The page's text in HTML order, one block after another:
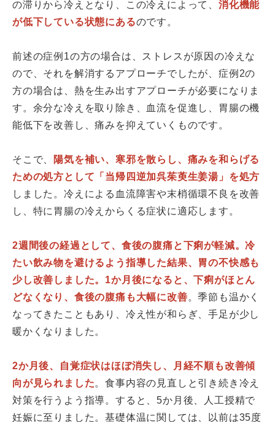
の滞りから冷えとなり、この冷えによって、 消化機能
が低下している状態にあるのです。
前述の症例1の方の場合は、ストレスが原因の冷えな
ので、それを解消するアプローチでしたが、症例2の
方の場合は、熱を生み出すアプローチが必要になりま
す。余分な冷えを取り除き、血流を促進し、胃腸の機
能低下を改善し、痛みを抑えていくものです。
そこで、
陽気を補い、寒邪を散らし、痛みを和らげる
ための処方として「当帰四逆加呉茱萸生姜湯」を処方
しました。冷えによる血流障害や末梢循環不良を改善
し、特に胃腸の冷えからくる症状に適応します。
2週間後の経過として、食後の腹痛と下痢が軽減。冷
たい飲み物を避けるよう指導した結果、胃の不快感も
少し改善しました。1か月後になると、下痢がほとん
どなくなり、食後の腹痛も大幅に改善。季節も温かく
なってきたこともあり、冷え性が和らぎ、手足が少し
暖かくなりました。
2か月後、自覚症状はほぼ消失し、月経不順も改善傾
向が見られました。食事内容の見直しと引き続き冷え
対策を行うよう指導。すると、5か月後、人工授精で
妊娠に至りました。基礎体温に関しては、以前は35度